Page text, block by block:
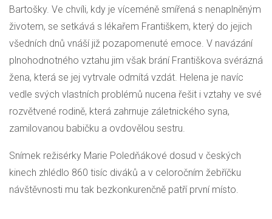
Bartošky. Ve chvíli, kdy je víceméně smířená s nenaplněným
životem, se setkává s lékařem Františkem, který do jejich
všedních dnů vnáší již pozapomenuté emoce. V navázání
plnohodnotného vztahu jim však brání Františkova svérázná
žena, která se jej vytrvale odmítá vzdát. Helena je navíc
vedle svých vlastních problémů nucena řešit i vztahy ve své
rozvětvené rodině, která zahrnuje záletnického syna,
zamilovanou babičku a ovdovělou sestru.
Snímek režisérky Marie Poledňákové dosud v českých
kinech zhlédlo 860 tisíc diváků a v celoročním žebříčku
návštěvnosti mu tak bezkonkurenčně patří první místo.